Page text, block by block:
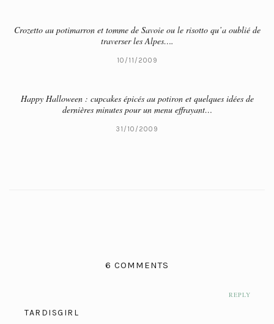
Crozetto au potimarron et tomme de Savoie ou le risotto qu’a oublié de
traverser les Alpes….
10/11/2009
Happy Halloween : cupcakes épicés au potiron et quelques idées de
dernières minutes pour un menu effrayant…
31/10/2009
6 COMMENTS
REPLY
TARDISGIRL